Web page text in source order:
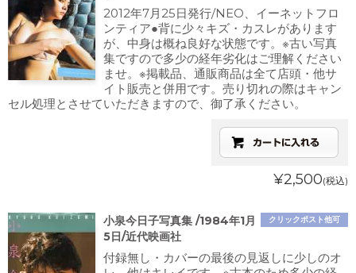
2012年7月25日発行/NEO、イーネットフロ
ンティア●背に少々キズ・カスレがあります
が、中身は概ね良好な状態です。※古い写真
集ですので多少の経年劣化はご理解ください
ませ。※掲載品、通販商品は全て店頭・他サ
イト販売と併用です。売り切れの際はキャン
セル処理とさせていただきますので、御了承ください。
¥2,500(税込)
クリックポスト他可
小泉今日子写真集 /1984年1月
5日/近代映画社
付録無し・カバーの最後の見返しに少しのオ